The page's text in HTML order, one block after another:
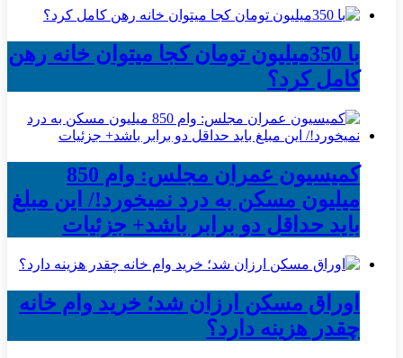
با 350میلیون تومان کجا میتوان خانه رهن
کامل کرد؟
کمیسیون عمران مجلس: وام 850
میلیون مسکن به درد نمیخورد!/ این مبلغ
باید حداقل دو برابر باشد+ جزئیات
اوراق مسکن ارزان شد؛ خرید وام خانه
چقدر هزینه دارد؟